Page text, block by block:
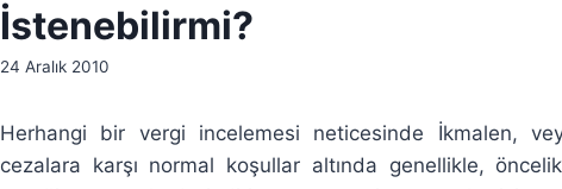
İstenebilirmi?
By
24 Aralık 2010
Herhangi bir vergi incelemesi neticesinde İkmalen,
cezalara karşı normal koşullar altında genellikle,